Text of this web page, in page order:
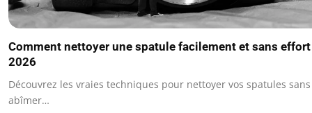
Comment nettoyer une spatule facilement et sans
2026
Découvrez les vraies techniques pour nettoyer vos spatules
abîmer…